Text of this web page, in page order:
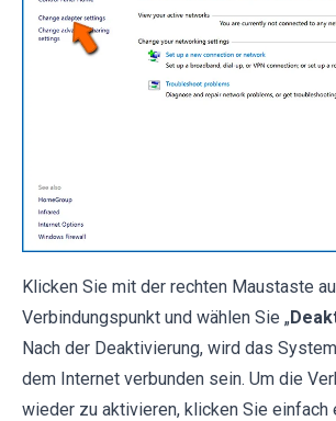
Klicken Sie mit der rechten Maustaste
Verbindungspunkt und wählen Sie „
Nach der Deaktivierung, wird das
dem Internet verbunden sein. Um die
wieder zu aktivieren, klicken Sie einfach